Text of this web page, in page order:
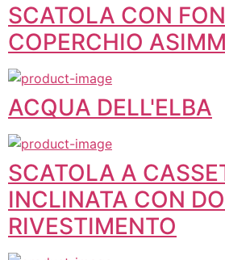
SCATOLA CON
COPERCHIO
ACQUA DELL'ELBA
SCATOLA A
INCLINATA CON
RIVESTIMENTO